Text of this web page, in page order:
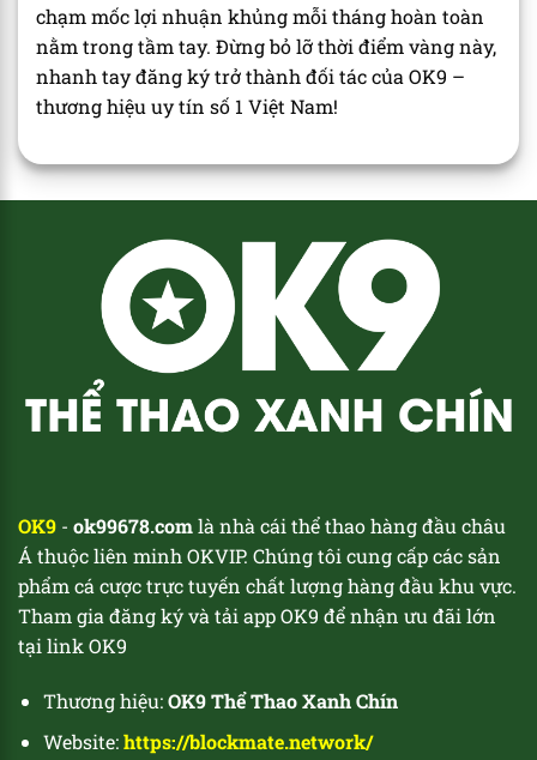
chạm mốc lợi nhuận khủng mỗi tháng hoàn toàn
nằm trong tầm tay. Đừng bỏ lỡ thời điểm vàng này,
nhanh tay đăng ký trở thành đối tác của OK9 –
thương hiệu uy tín số 1 Việt Nam!
OK9 - ok99678.comlà nhà cái thể thao hàng đầu châu
Á thuộc liên minh OKVIP. Chúng tôi cung cấp các sản
phẩm cá cược trực tuyến chất lượng hàng đầu khu vực.
Tham gia đăng ký và tải app OK9 để nhận ưu đãi lớn
tại link OK9
Thương hiệu:OK9 Thể Thao Xanh Chín
Website:https://blockmate.network/